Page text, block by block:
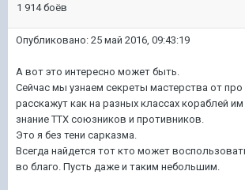
1 914 боёв
Опубликовано: 25 май 2016, 09:43:19
А вот это интересно может быть.
Сейчас мы узнаем секреты мастерства от
расскажут как на разных классах кораблей
знание ТТХ союзников и противников.
Это я без тени сарказма.
Всегда найдется тот кто может
во благо. Пусть даже и таким небольшим.